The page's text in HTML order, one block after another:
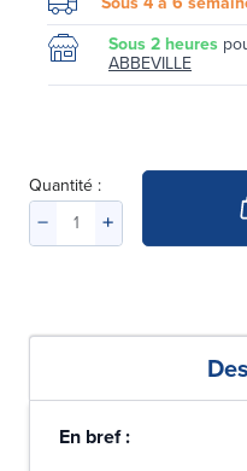
Sous 2 heures
ABBEVILLE
Quantité :
En bref :